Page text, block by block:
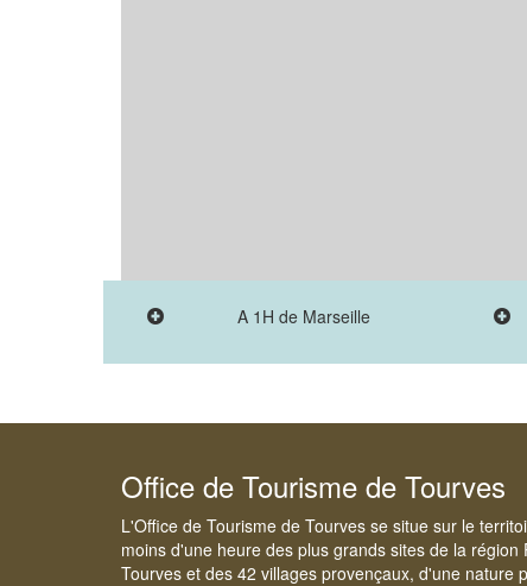
A 1H de Marseille
Office de Tourisme de Tourves
L'Office de Tourisme de Tourves se situe sur le
moins d'une heure des plus grands sites de la région
Tourves et des 42 villages provençaux, d'une nature